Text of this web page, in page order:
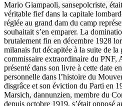
Mario Giampaoli, sansepolcriste,
véritable fief dans la capitale
réglée au grand dam du camp
souhaitait s’en emparer. La
brutalement fin en décembre 1928
milanais fut décapitée à la suite de la
commissaire extraordinaire du PNF,
présenté dans son livre à cette date
personnelle dans l’histoire du
disgrâce et son éviction du Parti en
Marsich, dannunzien, membre du
depuis octobre 1919, s’était opposé